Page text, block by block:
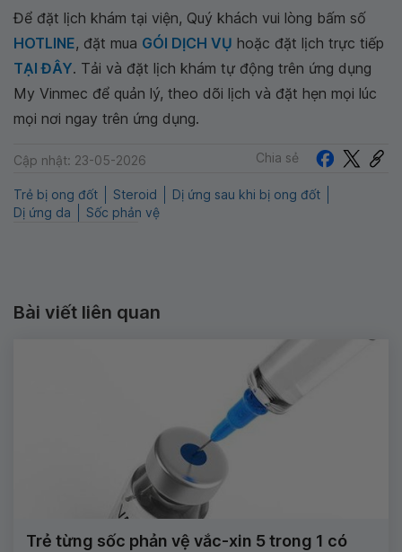
Để đặt lịch khám tại viện, Quý khách vui lòng bấm số
HOTLINE, đặt mua GÓI DỊCH VỤ hoặc đặt lịch trực tiếp
TẠI ĐÂY. Tải và đặt lịch khám tự động trên ứng dụng
My Vinmec để quản lý, theo dõi lịch và đặt hẹn mọi lúc
mọi nơi ngay trên ứng dụng.
Cập nhật: 23-05-2026 Chia sẻ
Trẻ bị ong đốt Steroid
Dị ứng sau khi bị ong đốt
Dị ứng da
Sốc phản vệ
Bài viết liên quan
Trẻ từng sốc phản vệ vắc-xin 5 trong 1 có